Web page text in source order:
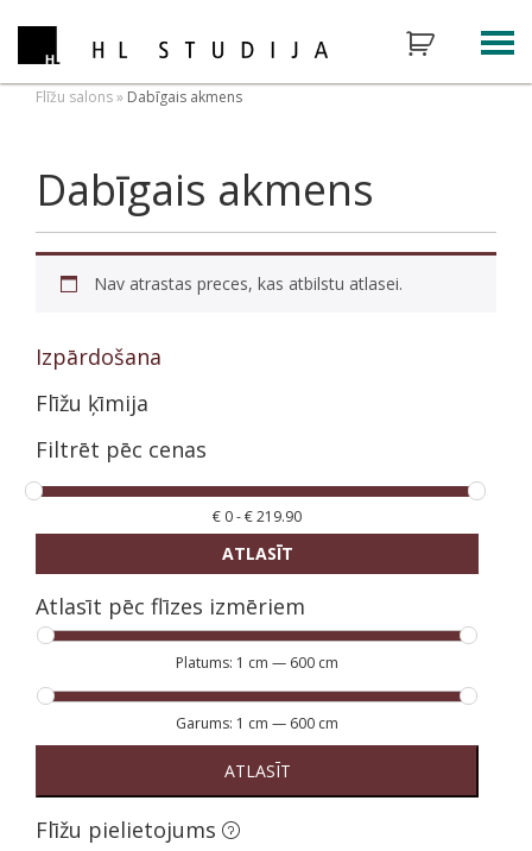
Flīžu salons» Dabīgais akmens
Dabīgais akmens
Nav atrastas preces, kas atbilstu atlasei.
Izpārdošana
Flīžu ķīmija
Filtrēt pēc cenas
€ 0-€219.90
ATLASĪT
Atlasīt pēc flīzes izmēriem
Platums: 1 cm — 600 cm
Garums: 1 cm — 600 cm
ATLASĪT
Flīžu pielietojums